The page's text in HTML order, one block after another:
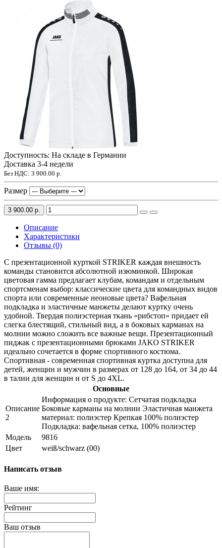
Доступность: На складе в Германии
Доставка 3-4 недели
Без НДС: 3 900.00 р.
Размер
3 900.00 р.
Описание
Характеристики
Отзывы (0)
С презентационной курткой STRIKER каждая внешность
команды становится абсолютной изюминкой. Широкая
цветовая гамма предлагает клубам, командам и отдельным
спортсменам выбор: классические цвета для командных видов
спорта или современные неоновые цвета? Вафельная
подкладка и эластичные манжеты делают куртку очень
удобной. Твердая полиэстерная ткань «рибстоп» придает ей
слегка блестящий, стильный вид, а в боковых карманах на
молнии можно сложить все важные вещи. Презентационный
пиджак с презентационными брюками JAKO STRIKER
идеально сочетается в форме спортивного костюма.
Спортивная - современная спортивная куртка доступна для
детей, женщин и мужчин в размерах от 128 до 164, от 34 до 44
в талии для женщин и от S до 4XL.
Основные
Описание
2
Информация о продукте: Сетчатая подкладка
Боковые карманы на молнии Эластичная манжета
материал: полиэстер Крепкая 100% полиэстер
Подкладка: вафельная сетка, 100% полиэстер
Модель
9816
Цвет
weiß/schwarz (00)
Написать отзыв
Ваше имя:
Рейтинг
Ваш отзыв